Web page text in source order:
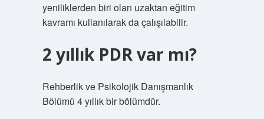
yeniliklerden biri olan uzaktan eğitim
kavramı kullanılarak da çalışılabilir.
2 yıllık PDR var mı?
Rehberlik ve Psikolojik Danışmanlık
Bölümü 4 yıllık bir bölümdür.